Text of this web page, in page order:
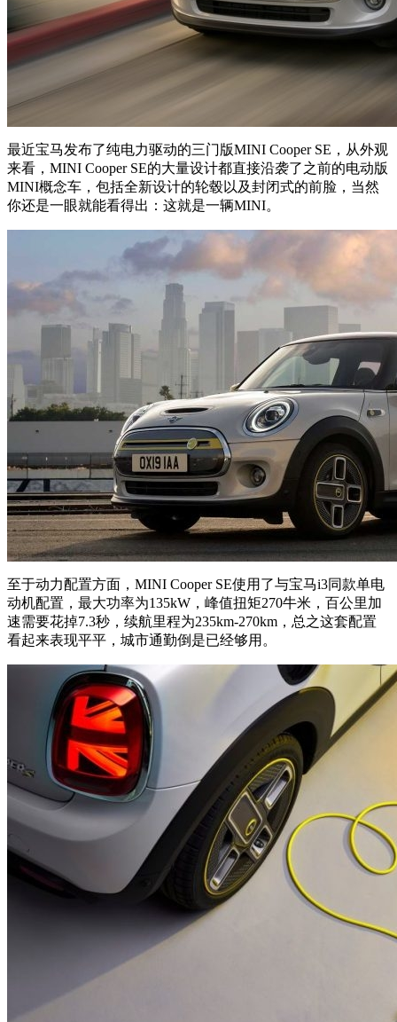
最近宝马发布了纯电力驱动的三门版MINI Cooper SE，从外观
来看，MINI Cooper SE的大量设计都直接沿袭了之前的电动版
MINI概念车，包括全新设计的轮毂以及封闭式的前脸，当然
你还是一眼就能看得出：这就是一辆MINI。
至于动力配置方面，MINI Cooper SE使用了与宝马i3同款单电
动机配置，最大功率为135kW，峰值扭矩270牛米，百公里加
速需要花掉7.3秒，续航里程为235km-270km，总之这套配置
看起来表现平平，城市通勤倒是已经够用。